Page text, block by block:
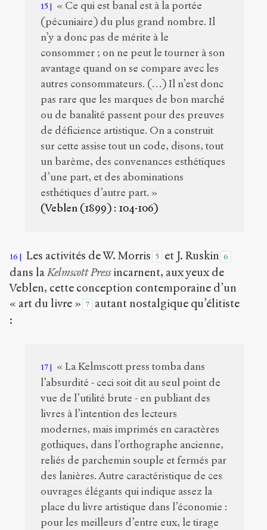
15
« Ce qui est banal est à la portée
(pécuniaire) du plus grand nombre. Il
n’y a donc pas de mérite à le
consommer ; on ne peut le tourner à son
avantage quand on se compare avec les
autres consommateurs. (…) Il n’est donc
pas rare que les marques de bon marché
ou de banalité passent pour des preuves
de déficience artistique. On a construit
sur cette assise tout un code, disons, tout
un barème, des convenances esthétiques
d’une part, et des abominations
esthétiques d’autre part. »
(Veblen (1899) : 104-106)
16 Les activités de W. Morris 5 et J. Ruskin 6
dans laKelmscott Pressincarnent, aux yeux de
Veblen, cette conception contemporaine d’un
« art du livre » 7 autant nostalgique qu’élitiste
:
17
« La Kelmscott press tomba dans
l’absurdité - ceci soit dit au seul point de
vue de l’utilité brute - en publiant des
livres à l’intention des lecteurs
modernes, mais imprimés en caractères
gothiques, dans l’orthographe ancienne,
reliés de parchemin souple et fermés par
des lanières. Autre caractéristique de ces
ouvrages élégants qui indique assez la
place du livre artistique dans l’économie :
pour les meilleurs d’entre eux, le tirage